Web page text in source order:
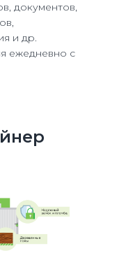
документов,
и др.
ежедневно с